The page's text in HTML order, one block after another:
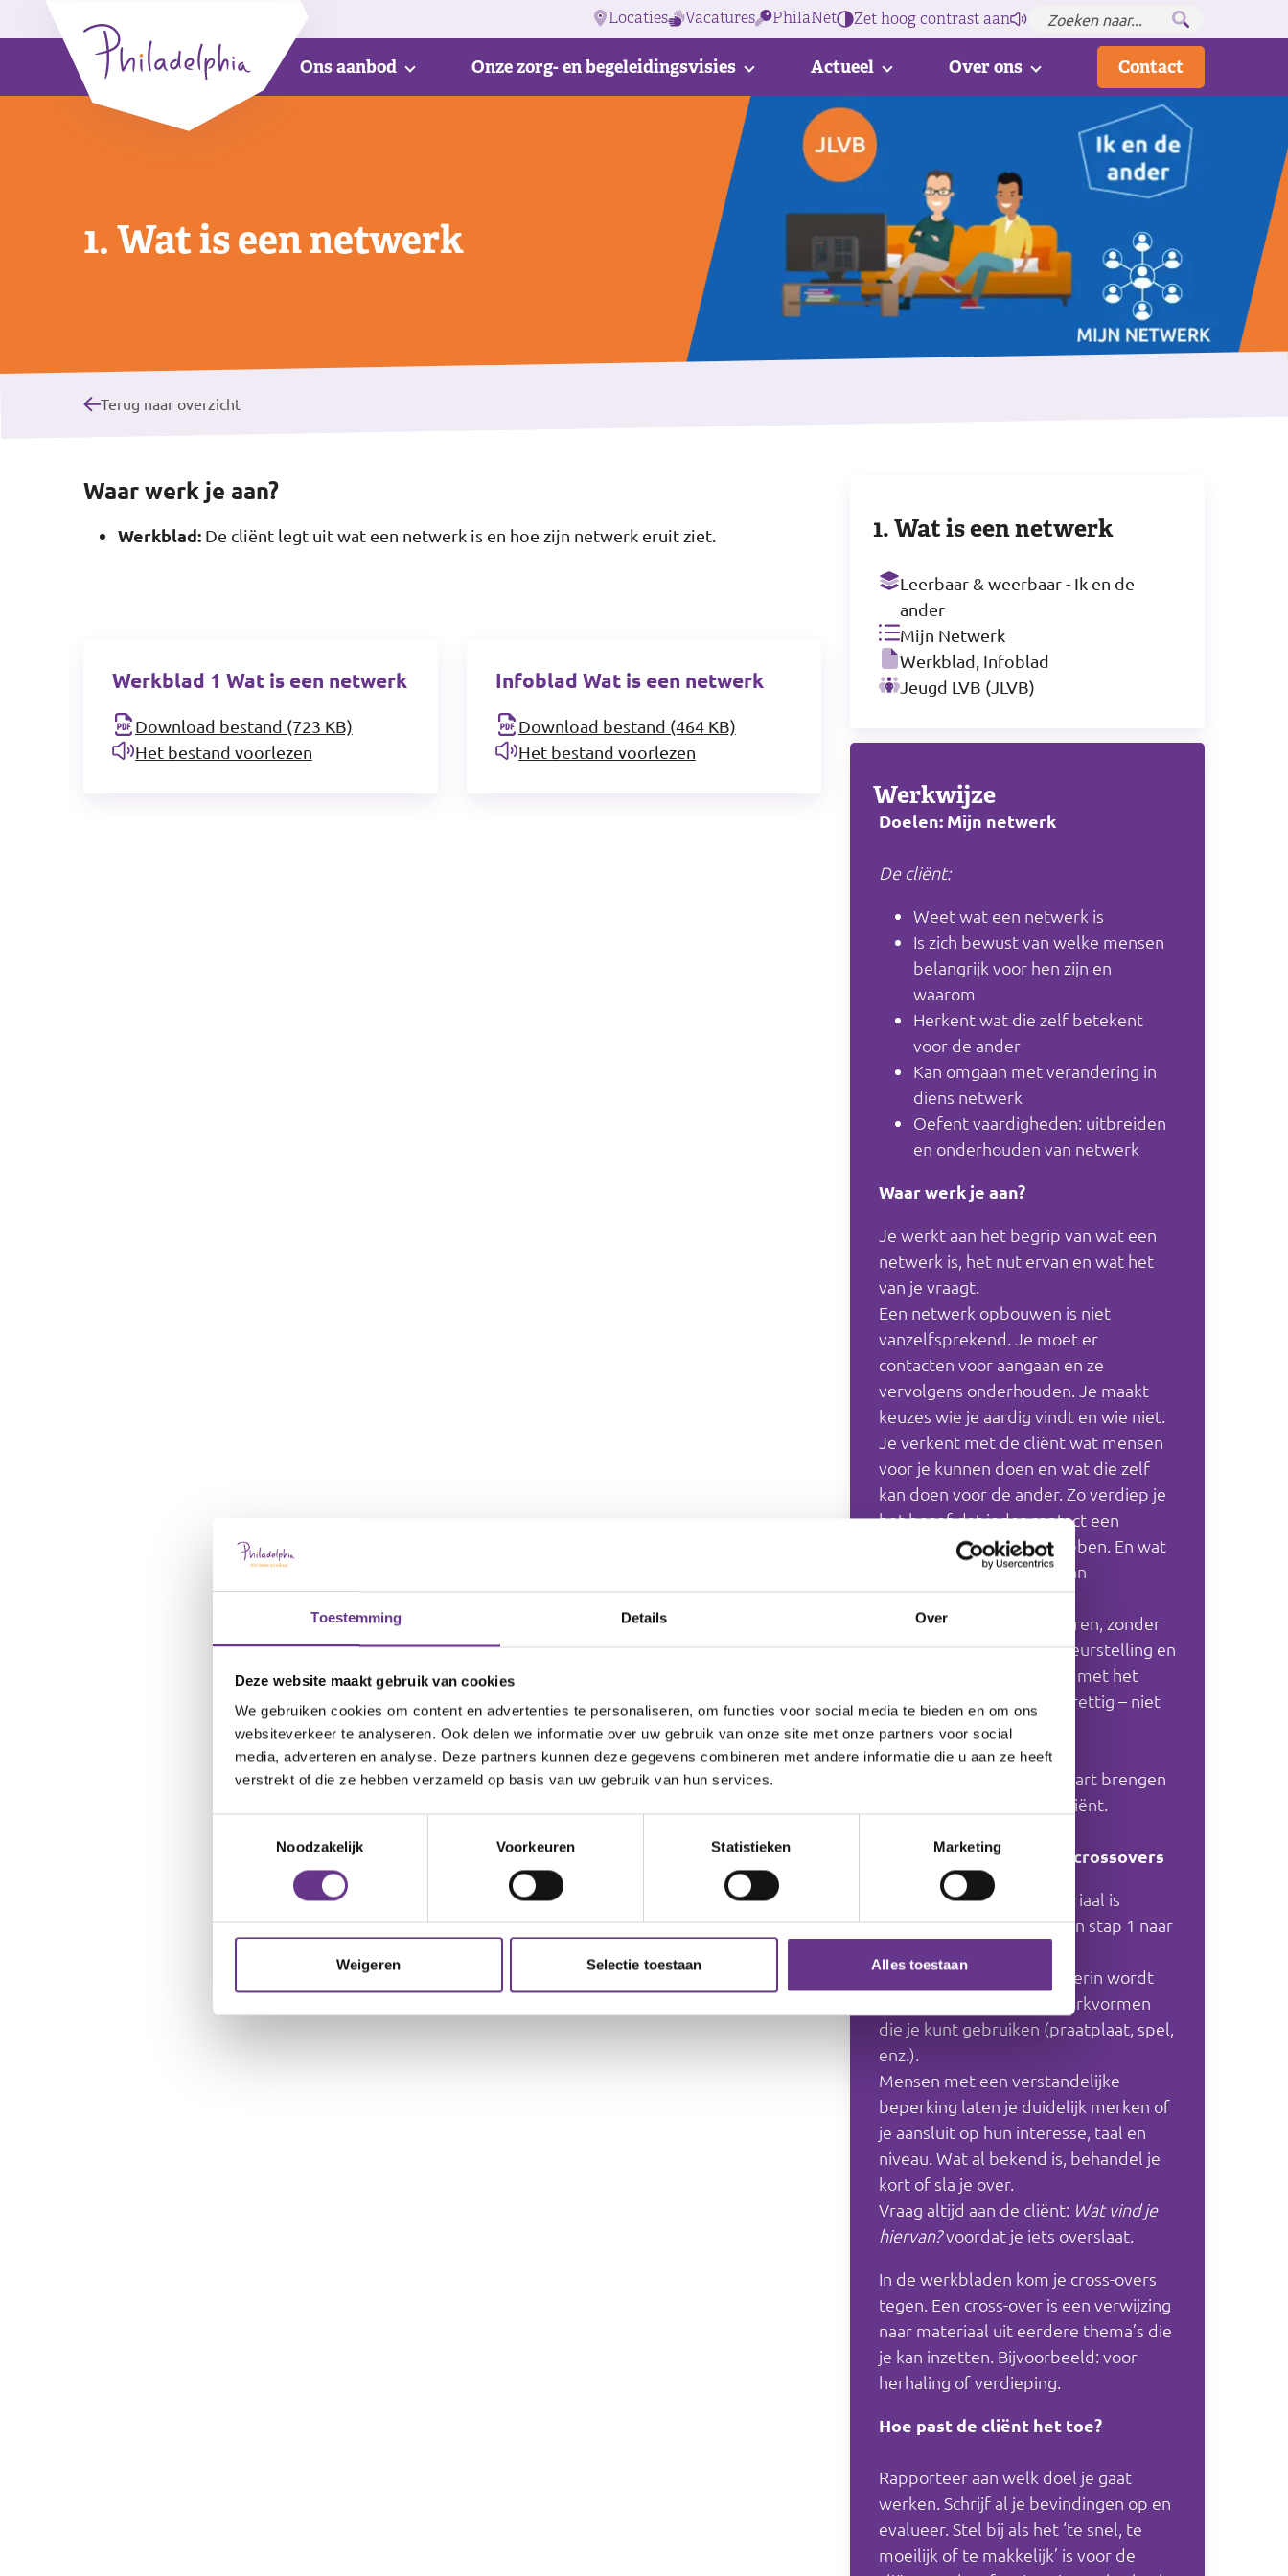
Toestemming Details Over
Deze website maakt gebruik van cookies
We gebruiken cookies om content en advertenties te personaliseren, om functies voor social media te bieden en om ons
websiteverkeer te analyseren. Ook delen we informatie over uw gebruik van onze site met onze partners voor social
media, adverteren en analyse. Deze partners kunnen deze gegevens combineren met andere informatie die u aan ze heeft
verstrekt of die ze hebben verzameld op basis van uw gebruik van hun services.
Noodzakelijk
Voorkeuren Statistieken Marketing
Weigeren Selectie toestaan Alles toestaan
Locaties Vacatures PhilaNet Zet hoog contrast aan
Ons aanbod Onze zorg- en begeleidingsvisies Actueel Over ons Contact
1. Wat is een netwerk
Terug naar overzicht
Waar werk je aan?
Werkblad: De cliënt legt uit wat een netwerk is en hoe zijn netwerk eruit ziet.
Werkblad 1 Wat is een netwerk
Download bestand (723 KB)
Het bestand voorlezen
Infoblad Wat is een netwerk
Download bestand (464 KB)
Het bestand voorlezen
1. Wat is een netwerk
Leerbaar & weerbaar - Ik en de
ander
Mijn Netwerk
Werkblad, Infoblad
Jeugd LVB (JLVB)
Werkwijze
Doelen: Mijn netwerk
De cliënt:
Weet wat een netwerk is
Is zich bewust van welke mensen
belangrijk voor hen zijn en
waarom
Herkent wat die zelf betekent
voor de ander
Kan omgaan met verandering in
diens netwerk
Oefent vaardigheden: uitbreiden
en onderhouden van netwerk
Waar werk je aan?
Je werkt aan het begrip van wat een
netwerk is, het nut ervan en wat het
van je vraagt.
Een netwerk opbouwen is niet
vanzelfsprekend. Je moet er
contacten voor aangaan en ze
vervolgens onderhouden. Je maakt
keuzes wie je aardig vindt en wie niet.
Je verkent met de cliënt wat mensen
voor je kunnen doen en wat die zelf
kan doen voor de ander. Zo verdiep je
het besef dat ieder contact een
andere betekenis kan hebben. En wat
de cliënt voor de ander kan
betekenen.
Een netwerk kan veranderen, zonder
dat je dat wilt. Dit kan teleurstelling en
verdriet geven. Je oefent met het
praten over gevoelens (prettig – niet
prettig, basisgevoelens).
De eerste stap is het in kaart brengen
van het netwerk van de cliënt.
Hoe bouw je het op? en crossovers
De opbouw van het materiaal is
chronologisch: je werkt van stap 1 naar
Begin bij het werkblad. Hierin wordt
verwezen naar andere werkvormen
die je kunt gebruiken (praatplaat, spel,
enz.).
Mensen met een verstandelijke
beperking laten je duidelijk merken of
je aansluit op hun interesse, taal en
niveau. Wat al bekend is, behandel je
kort of sla je over.
Vraag altijd aan de cliënt: Wat vind je
hiervan?voordat je iets overslaat.
In de werkbladen kom je cross-overs
tegen. Een cross-over is een verwijzing
naar materiaal uit eerdere thema’s die
je kan inzetten. Bijvoorbeeld: voor
herhaling of verdieping.
Hoe past de cliënt het toe?
Rapporteer aan welk doel je gaat
werken. Schrijf al je bevindingen op en
evalueer. Stel bij als het ‘te snel, te
moeilijk of te makkelijk’ is voor de